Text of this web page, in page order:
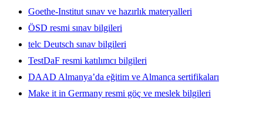
Goethe-Institut sınav ve hazırlık materyalleri
ÖSD resmi sınav bilgileri
telc Deutsch sınav bilgileri
TestDaF resmi katılımcı bilgileri
DAAD Almanya’da eğitim ve Almanca sertifikaları
Make it in Germany resmi göç ve meslek bilgileri